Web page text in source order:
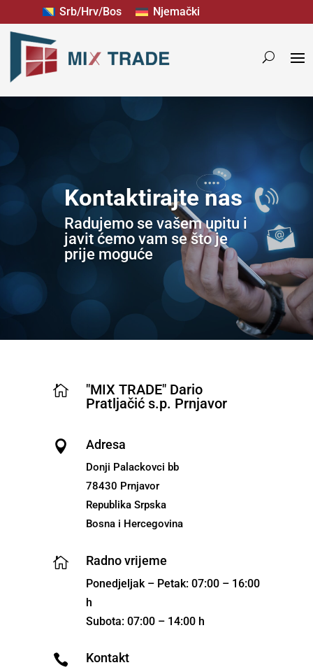
Srb/Hrv/Bos Njemački
Kontaktirajte nas
Radujemo se vašem upitu i
javit ćemo vam se što je
prije moguće

"MIX TRADE" Dario
Pratljačić s.p. Prnjavor
 Adresa
Donji Palackovci bb
78430 Prnjavor
Republika Srpska
Bosna i Hercegovina
 Radno vrijeme
Ponedjeljak – Petak: 07:00 – 16:00
h
Subota: 07:00 – 14:00 h
 Kontakt